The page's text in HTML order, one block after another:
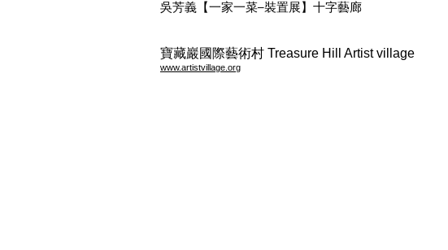
吳芳義【一家一菜─裝置展】十字藝廊
寶藏巖國際藝術村 Treasure Hill Artist village
www.artistvillage.org